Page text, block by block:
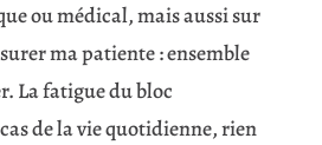
ou médical, mais aussi sur
ma patiente : ensemble
La fatigue du bloc
de la vie quotidienne, rien